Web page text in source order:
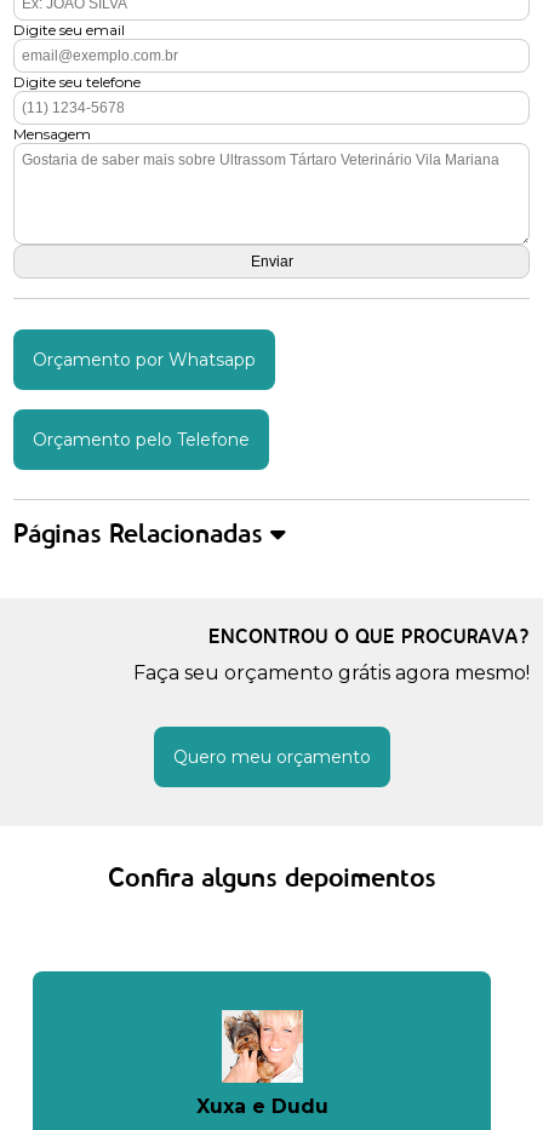
Digite seu email
Digite seu telefone
Mensagem
Orçamento por Whatsapp
Orçamento pelo Telefone
Páginas Relacionadas
ENCONTROU O QUE PROCURAVA?
Faça seu orçamento grátis agora mesmo!
Quero meu orçamento
Confira alguns depoimentos
Xuxa e Dudu